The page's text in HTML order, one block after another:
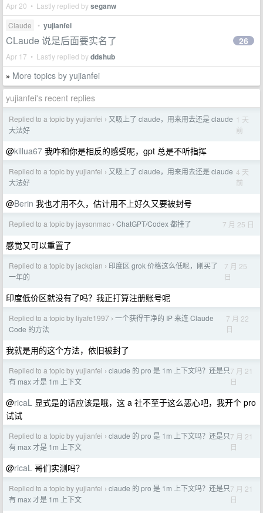
Apr 20 • Lastly replied byseganw
Claude • yujianfei
CLaude 说是后面要实名了
Apr 17 • Lastly replied byddshub
26
» More topics by yujianfei
yujianfei's recent replies
Replied to a topic by yujianfei › 又吸上了 claude，用来用去还是 claude
大法好
1 天
前
@killua67 我咋和你是相反的感受呢，gpt 总是不听指挥
Replied to a topic by yujianfei › 又吸上了 claude，用来用去还是 claude
大法好
4 天
前
@Berin 我也才用不久，估计用不上好久又要被封号
Replied to a topic by jaysonmac › ChatGPT/Codex 都挂了 7 月 25 日
感觉又可以重置了
Replied to a topic by jackqian › 印度区 grok 价格这么低呢，刚买了
一年的
7 月 25
日
印度低价区就没有了吗？我正打算注册账号呢
Replied to a topic by liyafe1997 › 一个获得干净的 IP 来连 Claude
Code 的方法
7 月 22
日
我就是用的这个方法，依旧被封了
Replied to a topic by yujianfei › claude 的 pro 是 1m 上下文吗？还是只
有 max 才是 1m 上下文
7 月 21
日
@ricaL 显式是的话应该是哦，这 a 社不至于这么恶心吧，我开个 pro
试试
Replied to a topic by yujianfei › claude 的 pro 是 1m 上下文吗？还是只
有 max 才是 1m 上下文
7 月 21
日
@ricaL 哥们实测吗？
Replied to a topic by yujianfei › claude 的 pro 是 1m 上下文吗？还是只
有 max 才是 1m 上下文
7 月 21
日